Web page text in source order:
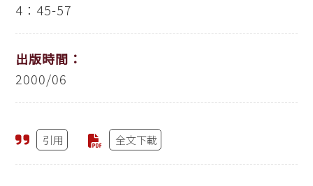
4：45-57
出版時間：
2000/06
引用 全文下載